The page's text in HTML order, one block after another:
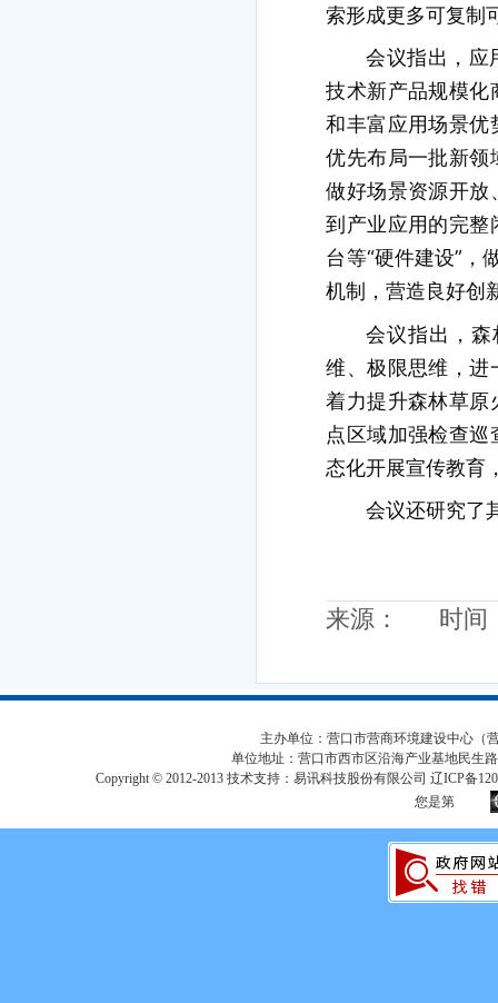
索形成更多可复制
会议指出，应
技术新产品规模化
和丰富应用场景优
优先布局一批新领
做好场景资源开放
到产业应用的完整
台等“硬件建设”，
机制，营造良好创
会议指出，
维、极限思维，进
着力提升森林草原
点区域加强检查
态化开展宣传教育
会议还研究了
来源： 时间
主办单位：营口市营商环境建设中心（
单位地址：营口市西市区沿海产业基地民生
Copyright © 2012-2013 技术支持：易讯科技股份有限公司 辽ICP备
您是第